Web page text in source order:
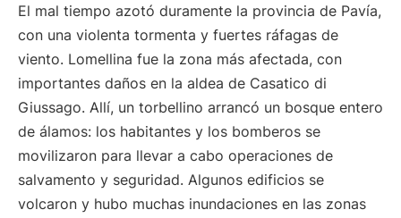
El mal tiempo azotó duramente la provincia de Pavía,
con una violenta tormenta y fuertes ráfagas de
viento. Lomellina fue la zona más afectada, con
importantes daños en la aldea de Casatico di
Giussago. Allí, un torbellino arrancó un bosque entero
de álamos: los habitantes y los bomberos se
movilizaron para llevar a cabo operaciones de
salvamento y seguridad. Algunos edificios se
volcaron y hubo muchas inundaciones en las zonas